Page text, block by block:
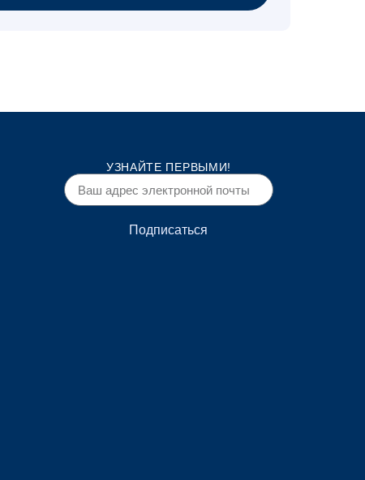
УЗНАЙТЕ ПЕРВЫМИ!
Подписаться